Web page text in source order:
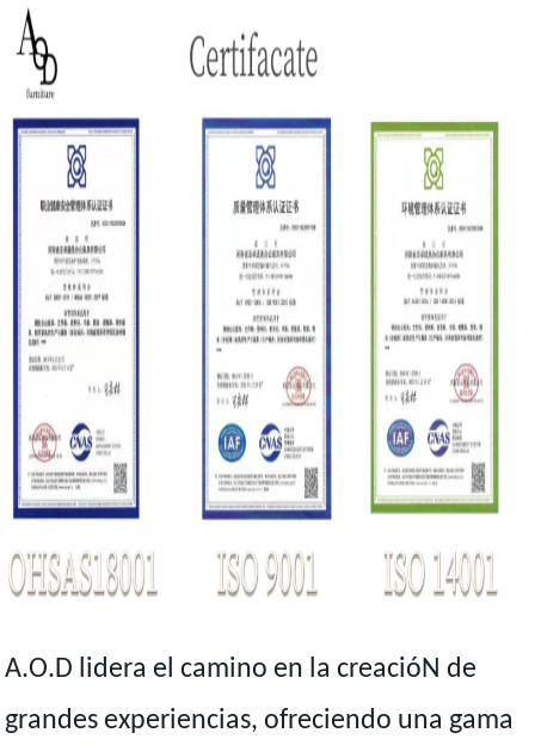
A.O.D lidera el camino en la creacióN de
grandes experiencias, ofreciendo una gama